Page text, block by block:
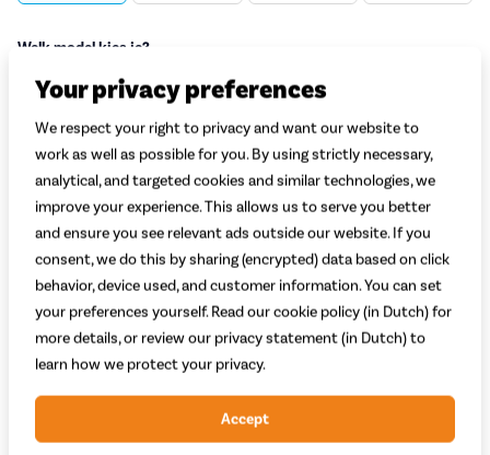
Welk model kies je?
Lage instap Heren
Welke maat kies je?Uitleg
Maat 46
146 - 155 cm
Maat 50
156 - 165 cm
Maat 54
166 - 175 cm
Maat 58
176 - 185 cm
Maat 62
185 - 194 cm
3.799,-
Begin met bestellen
Proefrit in de winkel
Your privacy preferences
We respect your right to privacy and want our website to
work as well as possible for you. By using strictly necessary,
analytical, and targeted cookies and similar technologies, we
improve your experience. This allows us to serve you better
and ensure you see relevant ads outside our website. If you
consent, we do this by sharing (encrypted) data based on click
behavior, device used, and customer information. You can set
your preferences yourself. Read our cookie policy (in Dutch) for
more details, or review our privacy statement (in Dutch) to
learn how we protect your privacy.
Accept